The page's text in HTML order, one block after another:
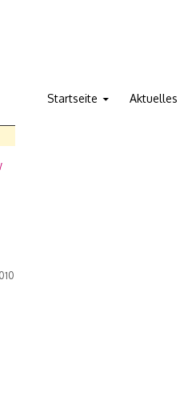
Zum Inhalt springen
Startseite Aktuelles